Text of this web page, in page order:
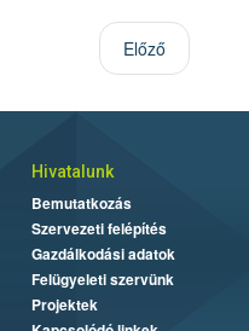
Előző
Hivatalunk
Bemutatkozás
Szervezeti felépítés
Gazdálkodási adatok
Felügyeleti szervünk
Projektek